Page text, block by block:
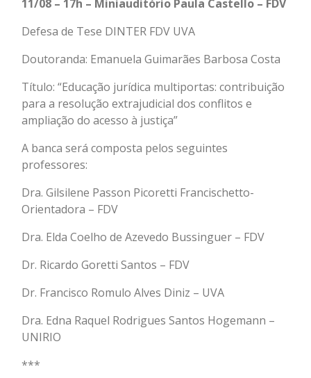
11/08 – 17h – Miniauditório Paula Castello – FDV
Defesa de Tese DINTER FDV UVA
Doutoranda: Emanuela Guimarães Barbosa Costa
Título: “Educação jurídica multiportas: contribuição
para a resolução extrajudicial dos conflitos e
ampliação do acesso à justiça”
A banca será composta pelos seguintes
professores:
Dra. Gilsilene Passon Picoretti Francischetto-
Orientadora – FDV
Dra. Elda Coelho de Azevedo Bussinguer – FDV
Dr. Ricardo Goretti Santos – FDV
Dr. Francisco Romulo Alves Diniz – UVA
Dra. Edna Raquel Rodrigues Santos Hogemann –
UNIRIO
***